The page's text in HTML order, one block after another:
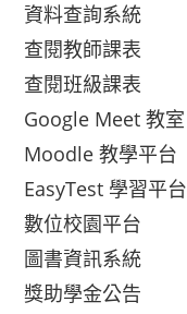
資料查詢系統
查閱教師課表
查閱班級課表
Google Meet 教室
Moodle 教學平台
EasyTest 學習平台
數位校園平台
圖書資訊系統
獎助學金公告